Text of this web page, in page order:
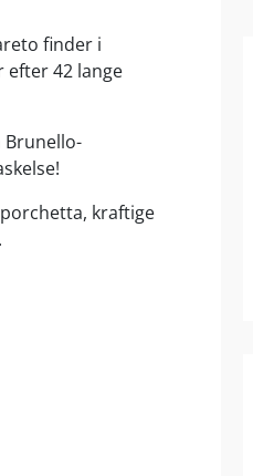
finder i
efter 42 lange
Brunello-
kraftige